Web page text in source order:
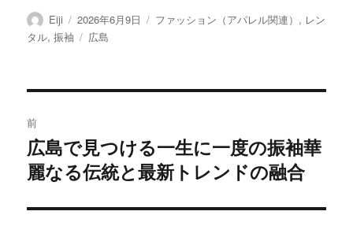
投
稿
Eiji
投
稿
2026年6月9日
カ
ファッション（アパレル関連） , レン
タル,振袖
タ
広島
稿
ナ
ビ
前
前
の
稿:
広島で見つける一生に一度の振袖華
麗なる伝統と最新トレンドの融合